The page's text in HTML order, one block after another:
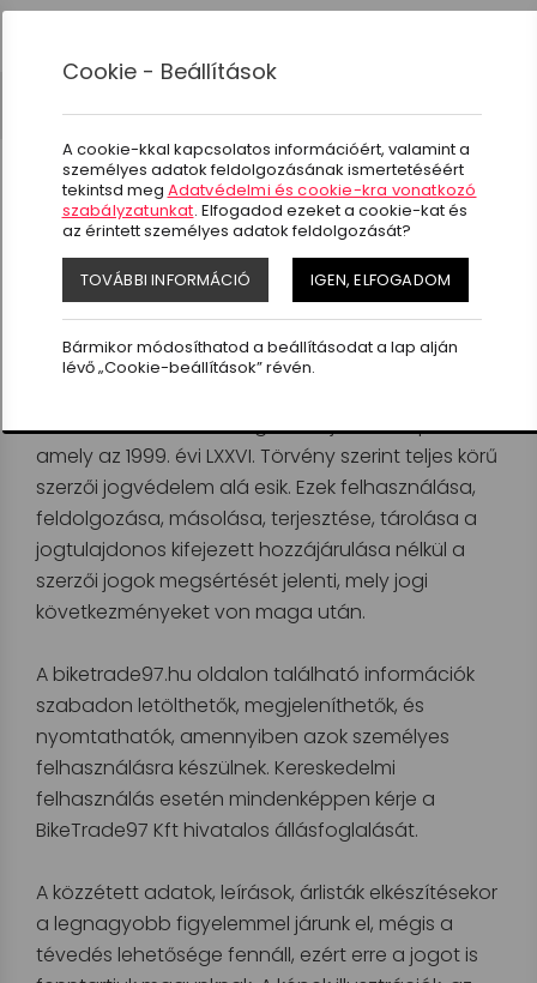
Cookie - Beállítások
A cookie-kkal kapcsolatos információért, valamint a
személyes adatok feldolgozásának ismertetéséért
tekintsd meg Adatvédelmi és cookie-kra vonatkozó
szabályzatunkat. Elfogadod ezeket a cookie-kat és
az érintett személyes adatok feldolgozását?
TOVÁBBI INFORMÁCIÓ IGEN, ELFOGADOM
Bármikor módosíthatod a beállításodat a lap alján
lévő „Cookie-beállítások” révén.
JOGI NYILATKOZAT
A biketrade97.hu oldalon található valamennyi
képanyag, grafika), valamint az oldal grafikai és
BikeTrade97 Kft kizárólagos tulajdonát képezi,
amely az 1999. évi LXXVI. Törvény szerint teljes körű
szerzői jogvédelem alá esik. Ezek felhasználása,
feldolgozása, másolása, terjesztése, tárolása a
jogtulajdonos kifejezett hozzájárulása nélkül a
szerzői jogok megsértését jelenti, mely jogi
következményeket von maga után.
A biketrade97.hu oldalon található információk
szabadon letölthetők, megjeleníthetők, és
nyomtathatók, amennyiben azok személyes
felhasználásra készülnek. Kereskedelmi
felhasználás esetén mindenképpen kérje a
BikeTrade97 Kft hivatalos állásfoglalását.
A közzétett adatok, leírások, árlisták elkészítésekor
a legnagyobb figyelemmel járunk el, mégis a
tévedés lehetősége fennáll, ezért erre a jogot is